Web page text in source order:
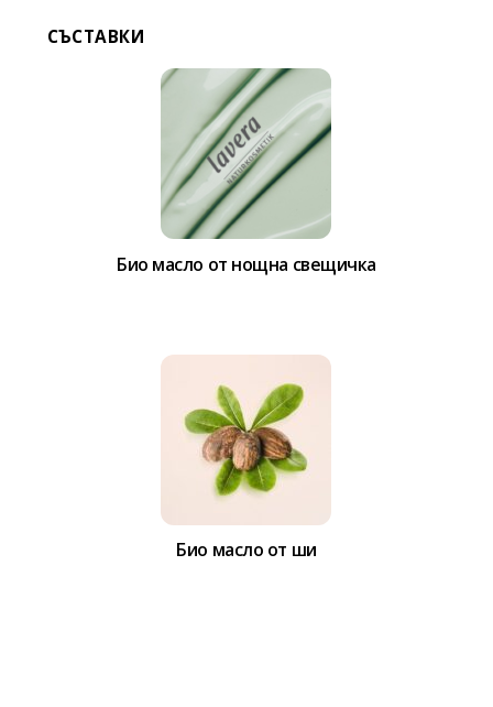
СЪСТАВКИ
Био масло от нощна свещичка
Био масло от ши